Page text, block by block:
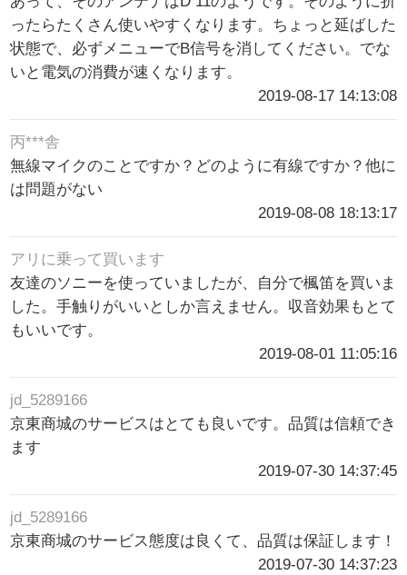
ったらたくさん使いやすくなります。ちょっと延ばした
状態で、必ずメニューでB信号を消してください。でな
いと電気の消費が速くなります。
2019-08-17 14:13:08
丙***舎
無線マイクのことですか？どのように有線ですか？他に
は問題がない
2019-08-08 18:13:17
アリに乗って買います
友達のソニーを使っていましたが、自分で楓笛を買いま
した。手触りがいいとしか言えません。収音効果もとて
もいいです。
2019-08-01 11:05:16
jd_5289166
京東商城のサービスはとても良いです。品質は信頼でき
ます
2019-07-30 14:37:45
jd_5289166
京東商城のサービス態度は良くて、品質は保証します！
2019-07-30 14:37:23